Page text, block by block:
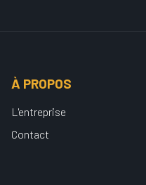
À PROPOS
L'entreprise
Contact